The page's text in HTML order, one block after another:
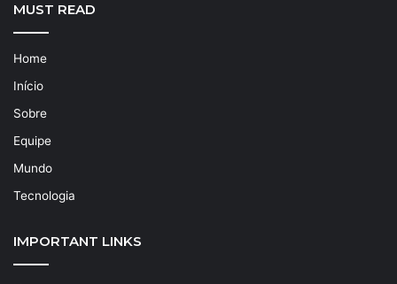
MUST READ
Home
Início
Sobre
Equipe
Mundo
Tecnologia
IMPORTANT LINKS